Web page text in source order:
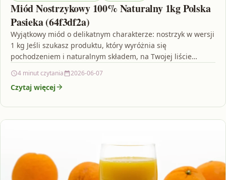
Miód Nostrzykowy 100% Naturalny 1kg Polska
Pasieka (64f3df2a)
Wyjątkowy miód o delikatnym charakterze: nostrzyk w wersji
1 kg Jeśli szukasz produktu, który wyróżnia się
pochodzeniem i naturalnym składem, na Twojej liście
4 minut czytania 2026-06-07
Czytaj więcej